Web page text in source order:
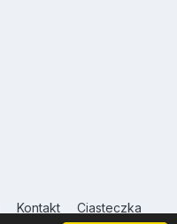
Kontakt Ciasteczka